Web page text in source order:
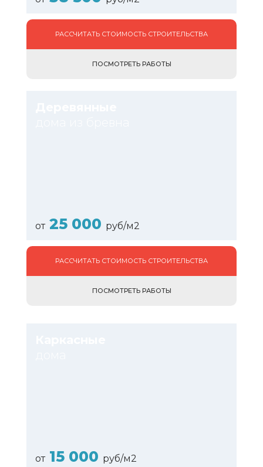
РАССЧИТАТЬ СТОИМОСТЬ СТРОИТЕЛЬСТВА
ПОСМОТРЕТЬ РАБОТЫ
от25 000 руб/м2
РАССЧИТАТЬ СТОИМОСТЬ СТРОИТЕЛЬСТВА
ПОСМОТРЕТЬ РАБОТЫ
от15 000 руб/м2